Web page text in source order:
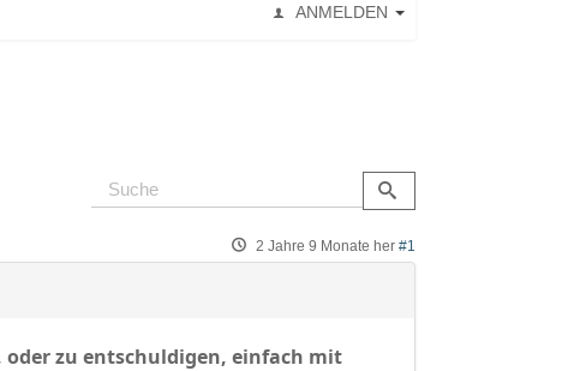
ANMELDEN
2 Jahre 9 Monate her #1
zu entschuldigen, einfach mit